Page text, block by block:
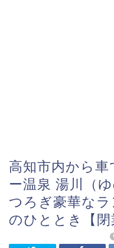
高知市内から車
ー温泉 湯川（
つろぎ豪華な
のひととき【閉